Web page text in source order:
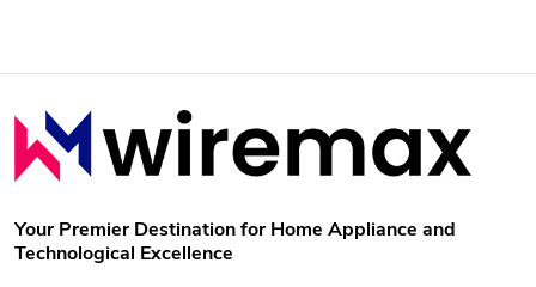
L
á
bYour Premier Destination for Home Appliance and
Technological Excellence